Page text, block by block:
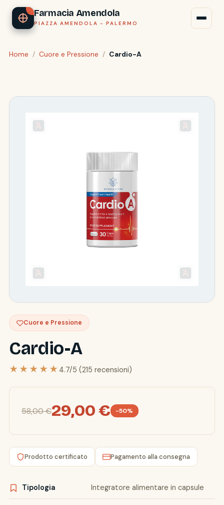
Farmacia Amendola
PIAZZA AMENDOLA - PALERMO
Home / Cuore e Pressione / Cardio-A
Cuore e Pressione
Cardio-A
★★★★★ 4.7/5 (215 recensioni)
58,00 €29,00 € -50%
Prodotto certificato Pagamento alla consegna
Tipologia Integratore alimentare in capsule